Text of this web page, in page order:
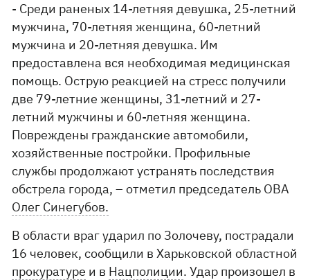
- Среди раненых 14-летняя девушка, 25-летний
мужчина, 70-летняя женщина, 60-летний
мужчина и 20-летняя девушка. Им
предоставлена ​​вся необходимая медицинская
помощь. Острую реакцией на стресс получили
две 79-летние женщины, 31-летний и 27-
летний мужчины и 60-летняя женщина.
Повреждены гражданские автомобили,
хозяйственные постройки. Профильные
службы продолжают устранять последствия
обстрела города, – отметил председатель ОВА
Олег Синегубов.
В области враг ударил по Золочеву, пострадали
16 человек, сообщили в Харьковской областной
прокуратуре и в Нацполиции. Удар произошел в